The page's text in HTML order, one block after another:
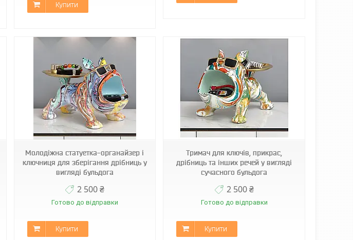
Купити
Молодіжна статуетка-органайзер і
ключниця для зберігання дрібниць у
вигляді бульдога
2 500 ₴
Готово до відправки
Купити
Арт1689
Тримач для ключів, прикрас,
дрібниць та інших речей у вигляді
сучасного бульдога
2 500 ₴
Готово до відправки
Купити